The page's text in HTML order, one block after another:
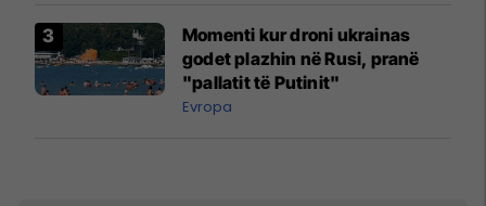
Momenti kur droni ukrainas
godet plazhin në Rusi, pranë
"pallatit të Putinit"
Evropa